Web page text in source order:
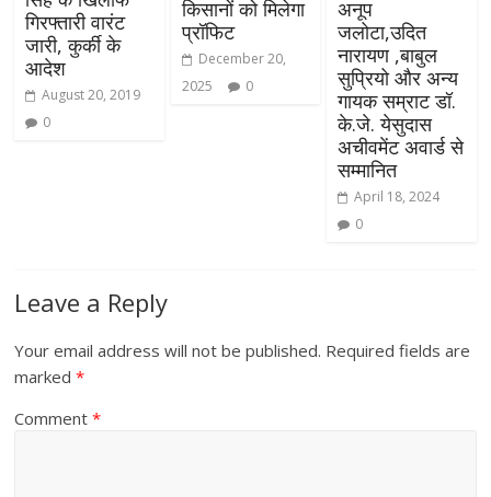
गिरफ्तारी वारंट
जारी, कुर्की के
आदेश
August 20, 2019
0
किसानों को मिलेगा
प्रॉफिट
December 20,
2025
0
अनूप
जलोटा,उदित
नारायण ,बाबुल
सुप्रियो और अन्य
गायक सम्राट डॉ.
के.जे. येसुदास
अचीवमेंट अवार्ड से
सम्मानित
April 18, 2024
0
Leave a Reply
Your email address will not be published. Required fields are
marked*
Comment*